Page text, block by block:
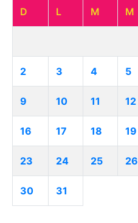
D L M M
2 3 4 5
9 10 11 12
16 17 18 19
23 24 25 26
30 31